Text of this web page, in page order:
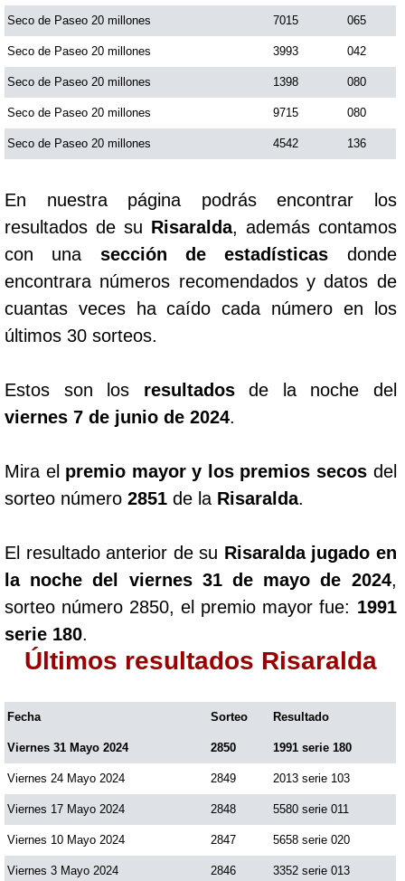
Saman de la suerte
Sinuano Día
Sinuano Noche
Super Chontico Noche
Seco de Paseo 20 millones 7015 065
Seco de Paseo 20 millones 3993 042
Seco de Paseo 20 millones 1398 080
Seco de Paseo 20 millones 9715 080
Seco de Paseo 20 millones 4542 136
En nuestra página podrás encontrar los
resultados de su Risaralda, además contamos
con una sección de estadísticas donde
encontrara números recomendados y datos de
cuantas veces ha caído cada número en los
últimos 30 sorteos.
Estos son los resultadosde la noche del
viernes 7 de junio de 2024.
Mira el premio mayor y los premios secosdel
sorteo número 2851 de la Risaralda.
El resultado anterior de su Risaralda jugado en
la noche del viernes 31 de mayo de 2024,
sorteo número 2850, el premio mayor fue: 1991
serie 180.
Últimos resultados Risaralda
Fecha Sorteo Resultado
Viernes 31 Mayo 2024 2850 1991 serie 180
Viernes 24 Mayo 2024 2849 2013 serie 103
Viernes 17 Mayo 2024 2848 5580 serie 011
Viernes 10 Mayo 2024 2847 5658 serie 020
Viernes 3 Mayo 2024 2846 3352 serie 013